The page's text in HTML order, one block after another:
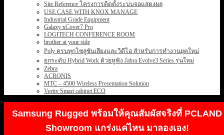
Site Reference โครงการติดตั้งระบบจอแสดงผล
USE CASE WITH KNOX MANAGE
Industrial Grade Equipment
Galaxy xCover7 Pro
LOGITECH CONFERENCE ROOM
brother at your side
Poly ครบทุกโซลูชันเสียงและวิดีโอ สำหรับการทำงานยุคใหม่
ยกระดับ Hybrid Work ด้วยหูฟัง Jabra Evolve3 Series รุ่นใหม่
Zebra
ACRONIS
MTC – 4500 Wireless Presentation Solution
Vertiv Smart cabinet ECO
Samsung Rugged พร้อมให้คุณสัมผัสจริงที่ PCLAND
Showroom แกร่งแค่ไหน มาลองเอง!